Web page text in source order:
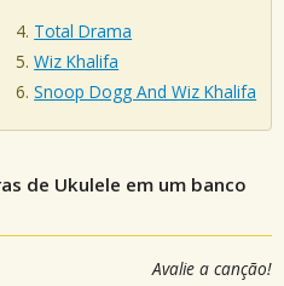
Total Drama
Wiz Khalifa
Snoop Dogg And Wiz Khalifa
de Ukulele em um banco
Avalie a canção!